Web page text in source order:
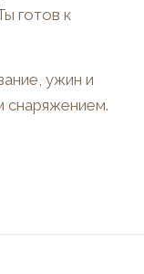
готов к
ужин и
снаряжением.